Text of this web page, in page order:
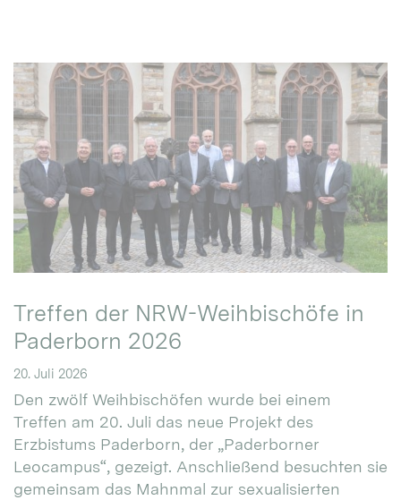
Treffen der NRW-Weihbischöfe in
Paderborn 2026
20. Juli 2026
Den zwölf Weihbischöfen wurde bei einem
Treffen am 20. Juli das neue Projekt des
Erzbistums Paderborn, der „Paderborner
Leocampus“, gezeigt. Anschließend besuchten sie
gemeinsam das Mahnmal zur sexualisierten